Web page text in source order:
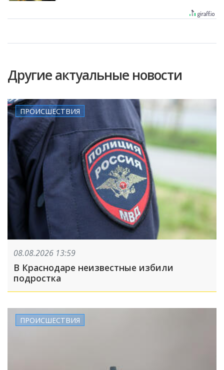
Другие актуальные новости
ПРОИСШЕСТВИЯ
08.08.2026 13:59
В Краснодаре неизвестные избили
подростка
ПРОИСШЕСТВИЯ